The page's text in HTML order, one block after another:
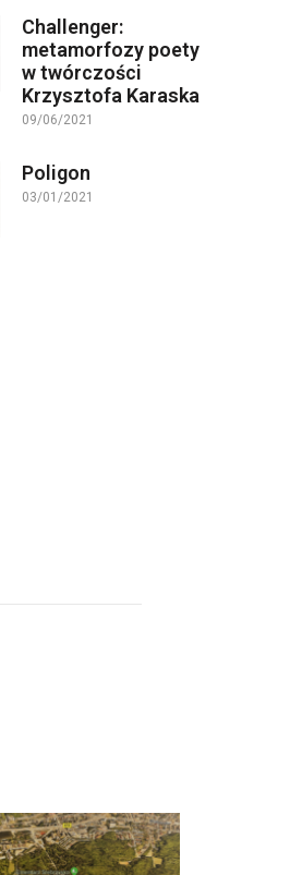
Challenger:
metamorfozy poety
w twórczości
Krzysztofa Karaska
09/06/2021
Poligon
03/01/2021